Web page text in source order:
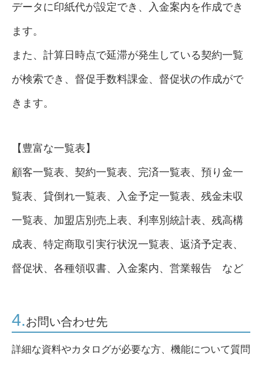
データに印紙代が設定でき、入金案内を作成でき
ます。
また、計算日時点で延滞が発生している契約一覧
が検索でき、督促手数料課金、督促状の作成がで
きます。
【豊富な一覧表】
顧客一覧表、契約一覧表、完済一覧表、預り金一
覧表、貸倒れ一覧表、入金予定一覧表、残金未収
一覧表、加盟店別売上表、利率別統計表、残高構
成表、特定商取引実行状況一覧表、返済予定表、
督促状、各種領収書、入金案内、営業報告 など
4.お問い合わせ先
詳細な資料やカタログが必要な方、機能について質問